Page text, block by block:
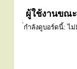
ผู้ใช้งานขณ
กำลังดูบอร์ดนี้: ไ